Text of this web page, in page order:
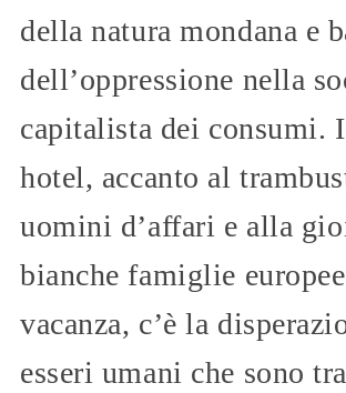
della natura mondana e
dell’oppressione nella
capitalista dei consumi.
hotel, accanto al
uomini d’affari e alla
bianche famiglie
vacanza, c’è la
esseri umani che sono